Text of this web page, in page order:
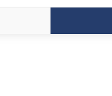
une